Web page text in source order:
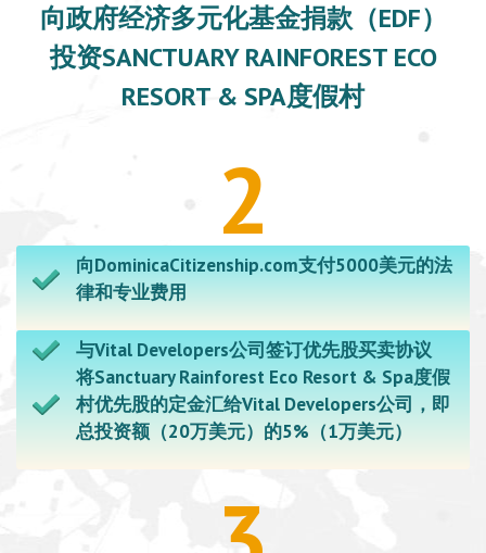
向政府经济多元化基金捐款（EDF）
投资SANCTUARY RAINFOREST ECO
RESORT & SPA度假村
2
向DominicaCitizenship.com支付5000美元的法
律和专业费用
与Vital Developers公司签订优先股买卖协议
将Sanctuary Rainforest Eco Resort & Spa度假
村优先股的定金汇给Vital Developers公司，即
总投资额（20万美元）的5%（1万美元）